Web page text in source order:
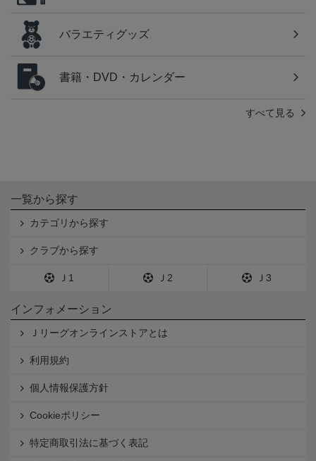
バラエティグッズ
書籍・DVD・カレンダー
すべて見る
一覧から探す
カテゴリから探す
クラブから探す
Ｊ1 Ｊ2 Ｊ3
インフォメーション
Ｊリーグオンラインストアとは
利用規約
個人情報保護方針
Cookieポリシー
特定商取引法に基づく表記